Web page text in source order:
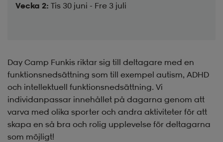
Vecka 2: Tis 30 juni - Fre 3 juli
Day Camp Funkis riktar sig till deltagare med en
funktionsnedsättning som till exempel autism, ADHD
och intellektuell funktionsnedsättning. Vi
individanpassar innehållet på dagarna genom att
varva med olika sporter och andra aktiviteter för att
skapa en så bra och rolig upplevelse för deltagarna
som möjligt!